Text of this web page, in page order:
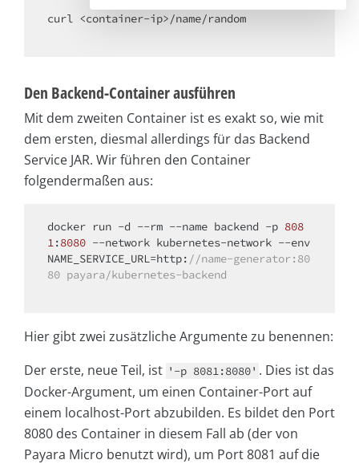
curl <container-ip>/name/random
Den Backend-Container ausführen
Mit dem zweiten Container ist es exakt so, wie mit
dem ersten, diesmal allerdings für das Backend
Service JAR. Wir führen den Container
folgendermaßen aus:
docker run -d --rm --name backend -p 808
1:8080 --network kubernetes-network --env
NAME_SERVICE_URL=http: //name-generator:80
80 payara/kubernetes-backend
Hier gibt zwei zusätzliche Argumente zu benennen:
Der erste, neue Teil, ist '-p 8081:8080' . Dies ist das
Docker-Argument, um einen Container-Port auf
einem localhost-Port abzubilden. Es bildet den Port
8080 des Container in diesem Fall ab (der von
Payara Micro benutzt wird), um Port 8081 auf die